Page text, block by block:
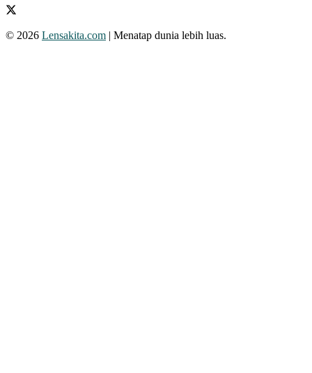
© 2026 Lensakita.com | Menatap dunia lebih luas.